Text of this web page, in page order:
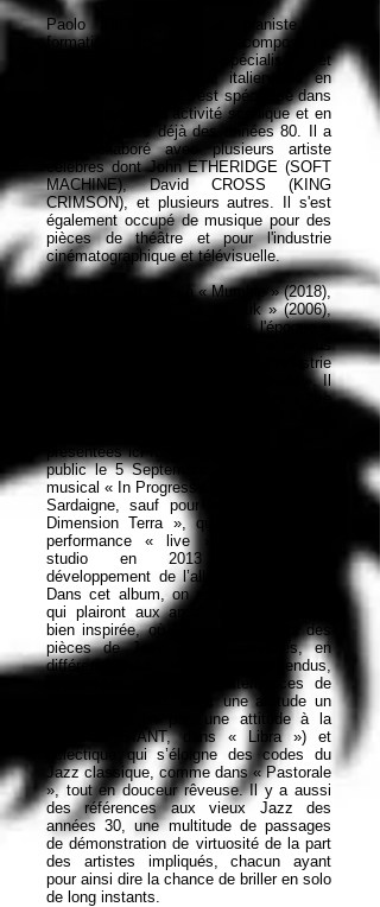
Paolo RICCA est un pianiste de
formation classique, compositeur,
arrangeur, écrivain spécialisé et
professeur de musique italien, né en
1963 à Turin, et qui s'est spécialisé dans
le Jazz avec une activité scénique et en
studio qui date déjà des années 80. Il a
déjà collaboré avec plusieurs artiste
célèbres dont John ETHERIDGE (SOFT
MACHINE), David CROSS (KING
CRIMSON), et plusieurs autres. Il s'est
également occupé de musique pour des
pièces de théâtre et pour l'industrie
cinématographique et télévisuelle.
Cet album fait suite à « Mumble » (2018),
« Volcano » (2009) et « Batik » (2006),
ce dernier fut d'ailleurs élu à l'époque «
meilleur album de l'année » par la plus
vieille publication italienne de l'industrie
musicale italienne « Musica e dischi ». Il
publia en février dernier, un album « live
présentées ici furent enregistrées devant
public le 5 Septembre 2019 au festival
musical « In Progress One » de Sestu en
Sardaigne, sauf pour le dernier titre «
Dimension Terra », qui est issu d'une
performance « live » enregistrée en
studio en 2013 pendant le
développement de l’album « Mumble ».
Dans cet album, on retrouve sept titres
qui plairont aux amateurs de clarinette
bien inspirée, où l'on peut entendre des
pièces de Jazz très accessibles, en
différent modes, souvent très détendus,
dynamiques, avec des alternances de
soli d'instruments, avec une attitude un
peu badine (un peu une attitude à la
GENTLE GIANT, dans « Libra ») et
éclectique qui s’éloigne des codes du
Jazz classique, comme dans « Pastorale
», tout en douceur rêveuse. Il y a aussi
des références aux vieux Jazz des
années 30, une multitude de passages
de démonstration de virtuosité de la part
des artistes impliqués, chacun ayant
pour ainsi dire la chance de briller en solo
de long instants.